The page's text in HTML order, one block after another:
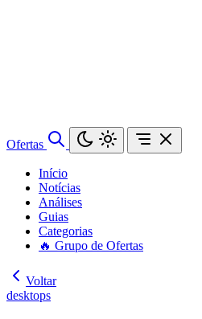
Ofertas
Início
Notícias
Análises
Guias
Categorias
🔥 Grupo de Ofertas
Voltar
desktops